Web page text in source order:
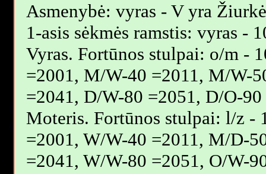
Asmenybė: vyras - V yra
1-asis sėkmės ramstis: vyras -
Vyras. Fortūnos stulpai: o/m -
=2001, M/W-40 =2011, M/W-
=2041, D/W-80 =2051, D/O-
Moteris. Fortūnos stulpai: l/z -
=2001, W/W-40 =2011, M/D-
=2041, W/W-80 =2051, O/W-